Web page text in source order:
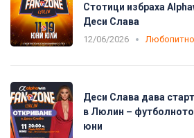
Стотици избраха
Деси Слава
12/06/2026 Любопитно
Деси Слава дава
в Люлин – футболното
юни